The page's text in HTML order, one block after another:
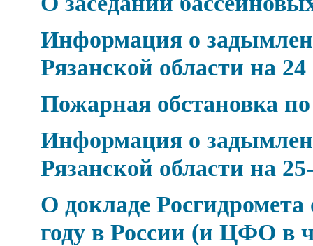
Информация о
Рязанской области на 24
Пожарная обстановка
Информация о
Рязанской области на
О докладе Росгидромета
году в России (и ЦФО в